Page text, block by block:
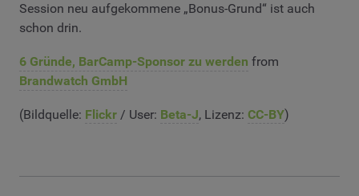
Session neu aufgekommene „Bonus-Grund“ ist auch
schon drin.
6 Gründe, BarCamp-Sponsor zu werden from
Brandwatch GmbH
(Bildquelle: Flickr / User: Beta-J, Lizenz: CC-BY)